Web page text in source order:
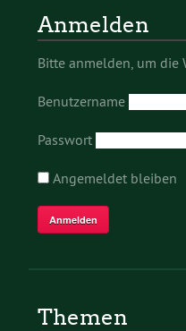
Anmelden
Bitte anmelden, um die
Benutzername
Passwort
Angemeldet bleiben
Themen